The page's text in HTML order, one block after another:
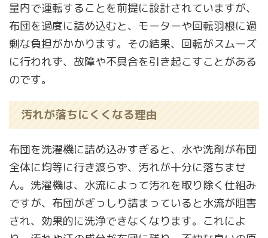
量内で運転することを前提に設計されていますが、
布団を過度に詰め込むと、モーターや回転羽根に過
剰な負担がかかります。その結果、回転がスムーズ
に行われず、故障や不具合を引き起こすことがある
のです。
汚れが落ちにくくなる理由
布団を洗濯機に詰め込みすぎると、水や洗剤が布団
全体に均等に行き渡らず、汚れが十分に落ちませ
ん。洗濯機は、水流によって汚れを取り除く仕組み
ですが、布団がぎっしり詰まっていると水流が阻害
され、効果的に洗浄できなくなります。これによ